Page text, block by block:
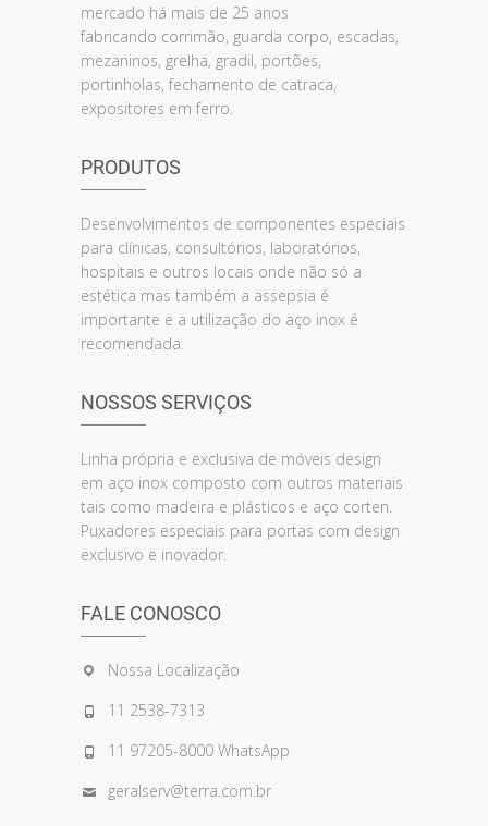
mercado há mais de 25 anos
fabricando corrimão, guarda corpo, escadas,
mezaninos, grelha, gradil, portões,
portinholas, fechamento de catraca,
expositores em ferro.
PRODUTOS
Desenvolvimentos de componentes especiais
para clínicas, consultórios, laboratórios,
hospitais e outros locais onde não só a
estética mas também a assepsia é
importante e a utilização do aço inox é
recomendada.
NOSSOS SERVIÇOS
Linha própria e exclusiva de móveis design
em aço inox composto com outros materiais
tais como madeira e plásticos e aço corten.
Puxadores especiais para portas com design
exclusivo e inovador.
FALE CONOSCO
Nossa Localização
11 2538-7313
11 97205-8000 WhatsApp
geralserv@terra.com.br